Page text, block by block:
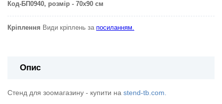
Код-БП0940, розмір - 70х90 см
Кріплення Види кріплень за посиланням.
Опис
Стенд для зоомагазину - купити на stend-tb.com.